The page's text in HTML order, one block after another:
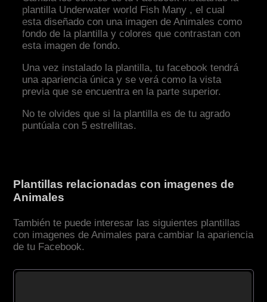
plantilla Underwater world Fish Many , el cual
esta diseñado con una imagen de Animales como
fondo de la plantilla y colores que contrastan con
esta imagen de fondo.
Una vez instalado la plantilla, tu facebook tendrá
una apariencia única y se verá como la vista
previa que se encuentra en la parte superior.
No te olvides que si la plantilla es de tu agrado
puntúala con 5 estrellitas.
Plantillas relacionadas con imagenes de
Animales
También te puede interesar las siguientes plantillas
con imagenes de Animales para cambiar la apariencia
de tu Facebook.